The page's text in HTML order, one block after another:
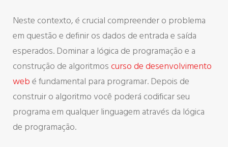
Neste contexto, é crucial compreender o problema
em questão e definir os dados de entrada e saída
esperados. Dominar a lógica de programação e a
construção de algoritmoscurso de desenvolvimento
webé fundamental para programar. Depois de
construir o algoritmo você poderá codificar seu
programa em qualquer linguagem através da lógica
de programação.